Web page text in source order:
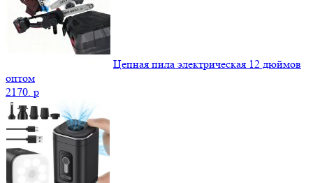
Цепная пила электрическая 12 дюймов
оптом
2170. p